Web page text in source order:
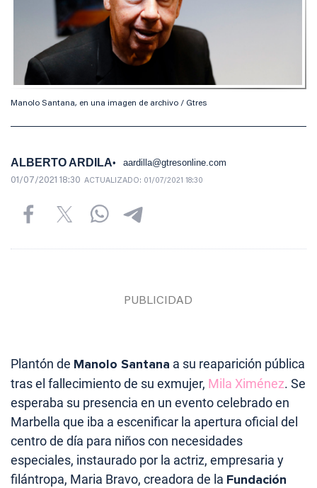
Manolo Santana, en una imagen de archivo / Gtres
ALBERTO ARDILA aardilla@gtresonline.com
01/07/2021 18:30 ACTUALIZADO: 01/07/2021 18:30
Plantón de Manolo Santana a su reaparición pública
tras el fallecimiento de su exmujer, Mila Ximénez. Se
esperaba su presencia en un evento celebrado en
Marbella que iba a escenificar la apertura oficial del
centro de día para niños con necesidades
especiales, instaurado por la actriz, empresaria y
filántropa, Maria Bravo, creadora de la Fundación